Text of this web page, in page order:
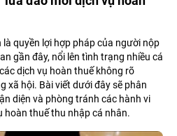
quyền lợi hợp pháp của người nộp
gần đây, nổi lên tình trạng nhiều cá
dịch vụ hoàn thuế không rõ
xã hội. Bài viết dưới đây sẽ phân
diện và phòng tránh các hành vi
hoàn thuế thu nhập cá nhân.